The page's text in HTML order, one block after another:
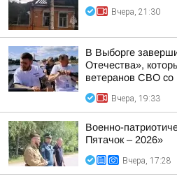
Вчера, 21:30
В Выборге
Отечества»,
ветеранов СВО со
Вчера, 19:33
Военно-
Пятачок – 2026»
Вчера, 17:28